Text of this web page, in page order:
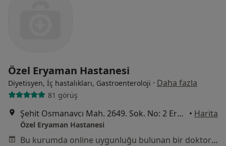
Özel Eryaman Hastanesi
Diyetisyen, İç hastalıkları, Gastroenteroloji · Daha fazla
81 görüş
Şehit Osmanavcı Mah. 2649. Sok. No: 2 Eryaman (1.Etap), Etimesgut • Harita
Özel Eryaman Hastanesi
Bu kurumda online uygunluğu bulunan bir doktor veya uzman bulunamadı